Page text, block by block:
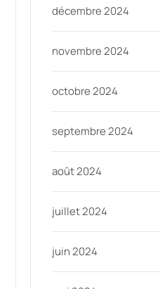
décembre 2024
novembre 2024
octobre 2024
septembre 2024
août 2024
juillet 2024
juin 2024